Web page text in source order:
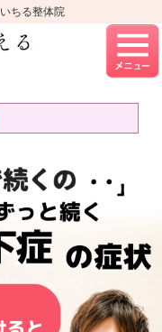
ちる整体院